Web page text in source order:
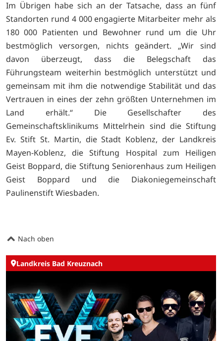
Im Übrigen habe sich an der Tatsache, dass an fünf
Standorten rund 4 000 engagierte Mitarbeiter mehr als
180 000 Patienten und Bewohner rund um die Uhr
bestmöglich versorgen, nichts geändert. „Wir sind
davon überzeugt, dass die Belegschaft das
Führungsteam weiterhin bestmöglich unterstützt und
gemeinsam mit ihm die notwendige Stabilität und das
Vertrauen in eines der zehn größten Unternehmen im
Land erhält.“ Die Gesellschafter des
Gemeinschaftsklinikums Mittelrhein sind die Stiftung
Ev. Stift St. Martin, die Stadt Koblenz, der Landkreis
Mayen-Koblenz, die Stiftung Hospital zum Heiligen
Geist Boppard, die Stiftung Seniorenhaus zum Heiligen
Geist Boppard und die Diakoniegemeinschaft
Paulinenstift Wiesbaden.
Nach oben
Landkreis Bad Kreuznach